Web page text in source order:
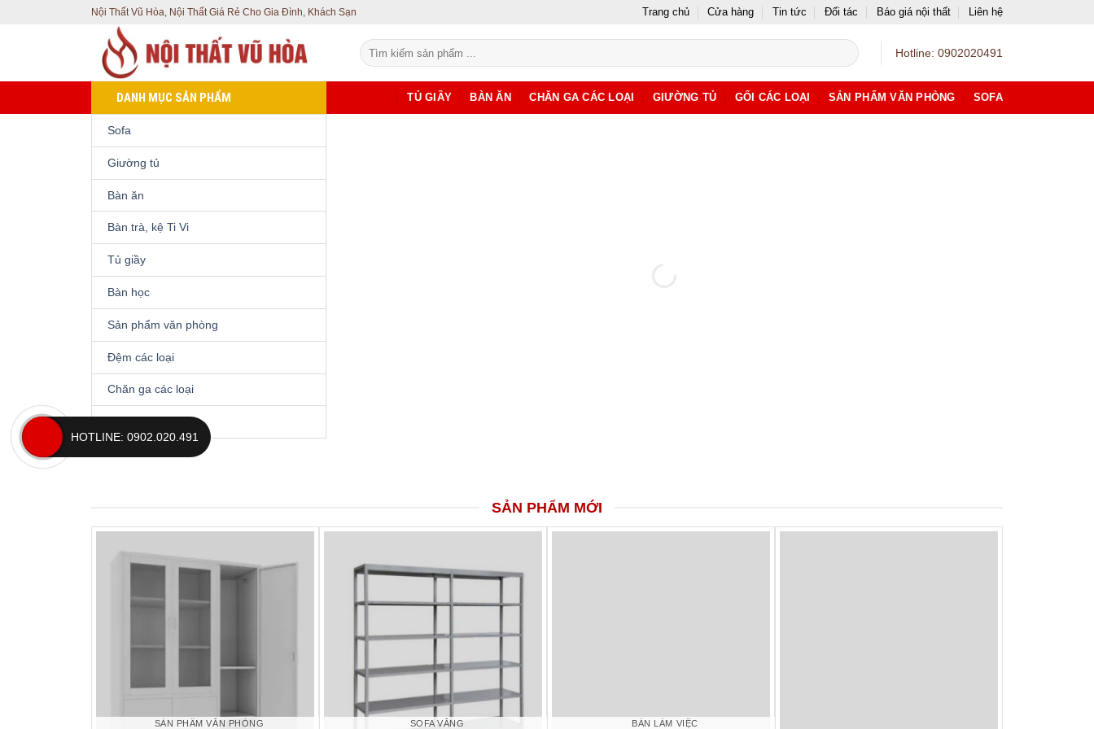
Nội Thất Vũ Hòa, Nội Thất Giá Rẻ Cho Gia Đình, Khách Sạn Trang chủ Cửa hàng Tin tức Đối tác Báo giá nội thất Liên hệ
Tìm
kiếm:
Hotline: 0902020491
DANH MỤC SẢN PHẨM
Sofa
Giường tủ
Bàn ăn
Bàn trà, kệ Ti Vi
Tủ giầy
Bàn học
Sản phẩm văn phòng
Đệm các loại
Chăn ga các loại
TỦ GIẦY BÀN ĂN CHĂN GA CÁC LOẠI GIƯỜNG TỦ GỐI CÁC LOẠI SẢN PHẨM VĂN PHÒNG SOFA
SẢN PHẨM MỚI
SẢN PHẨM VĂN PHÒNG SOFA VĂNG BÀN LÀM VIỆC
HOTLINE: 0902.020.491